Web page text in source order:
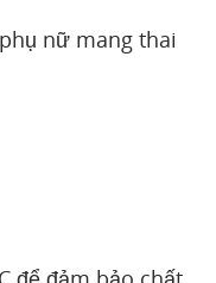
nữ mang thai